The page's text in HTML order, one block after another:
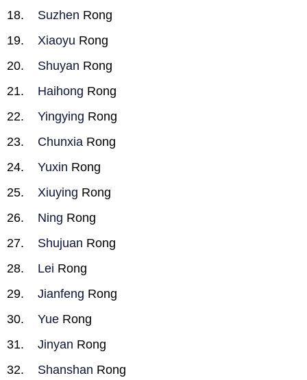
Suzhen Rong
Xiaoyu Rong
Shuyan Rong
Haihong Rong
Yingying Rong
Chunxia Rong
Yuxin Rong
Xiuying Rong
Ning Rong
Shujuan Rong
Lei Rong
Jianfeng Rong
Yue Rong
Jinyan Rong
Shanshan Rong